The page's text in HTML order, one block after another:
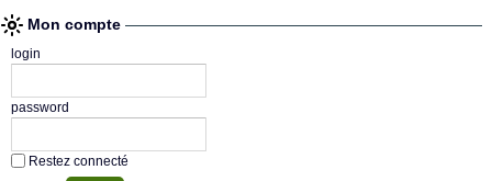
Mon compte
login
password
Restez connecté